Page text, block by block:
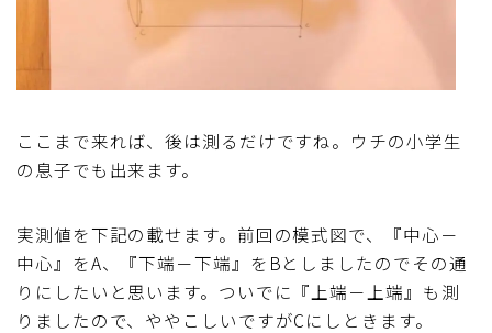
ここまで来れば、後は測るだけですね。ウチの小学生
の息子でも出来ます。
実測値を下記の載せます。前回の模式図で、『中心－
中心』をA、『下端－下端』をBとしましたのでその通
りにしたいと思います。ついでに『上端－上端』も測
りましたので、ややこしいですがCにしときます。